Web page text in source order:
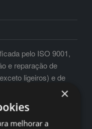
pelo ISO 9001,
e reparação de
ligeiros) e de
×
melhorar a